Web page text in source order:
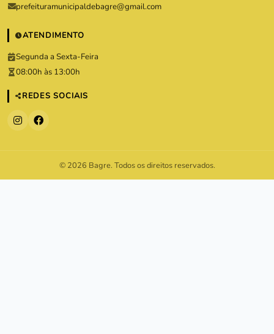
prefeituramunicipaldebagre@gmail.com
ATENDIMENTO
Segunda a Sexta-Feira
08:00h às 13:00h
REDES SOCIAIS
© 2026 Bagre. Todos os direitos reservados.